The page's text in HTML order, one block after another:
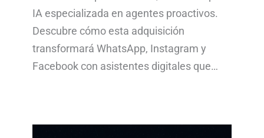
IA especializada en agentes proactivos.
Descubre cómo esta adquisición
transformará WhatsApp, Instagram y
Facebook con asistentes digitales que…